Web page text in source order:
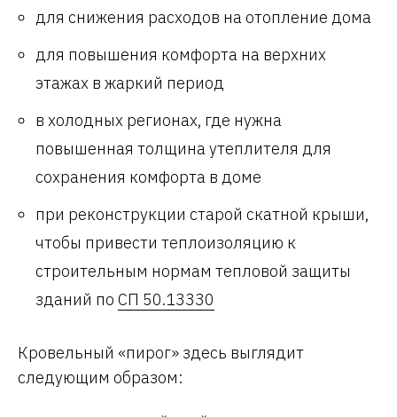
для снижения расходов на отопление дома
для повышения комфорта на верхних
этажах в жаркий период
в холодных регионах, где нужна
повышенная толщина утеплителя для
сохранения комфорта в доме
при реконструкции старой скатной крыши,
чтобы привести теплоизоляцию к
строительным нормам тепловой защиты
зданий по СП 50.13330
Кровельный «пирог» здесь выглядит
следующим образом: